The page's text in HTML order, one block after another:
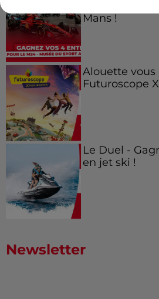
Mans !
Alouette vous
Futuroscope
Le Duel -
en jet ski !
Newsletter